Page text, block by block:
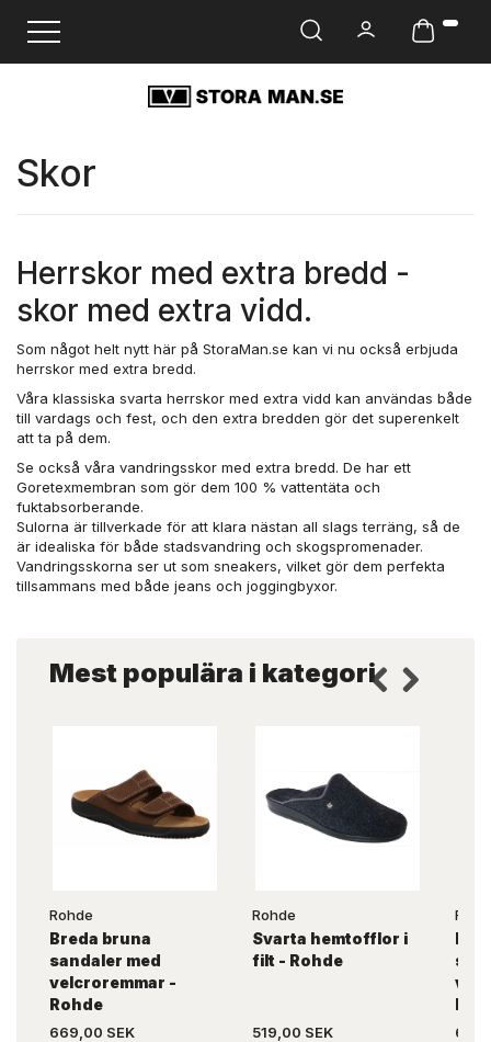
Ändra navigering
Skor
Herrskor med extra bredd -
skor med extra vidd.
Som något helt nytt här på StoraMan.se kan vi nu också erbjuda
herrskor med extra bredd.
Våra klassiska svarta herrskor med extra vidd kan användas både
till vardags och fest, och den extra bredden gör det superenkelt
att ta på dem.
Se också våra vandringsskor med extra bredd. De har ett
Goretexmembran som gör dem 100 % vattentäta och
fuktabsorberande.
Sulorna är tillverkade för att klara nästan all slags terräng, så de
är idealiska för både stadsvandring och skogspromenader.
Vandringsskorna ser ut som sneakers, vilket gör dem perfekta
tillsammans med både jeans och joggingbyxor.
Mest populära i kategori
Rohde
Breda bruna
sandaler med
velcroremmar -
Rohde
669,00 SEK
Rohde
Svarta hemtofflor i
filt - Rohde
519,00 SEK